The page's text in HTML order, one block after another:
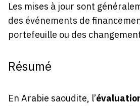
Les mises à jour sont
des événements de
portefeuille ou des
Résumé
En Arabie saoudite, l’